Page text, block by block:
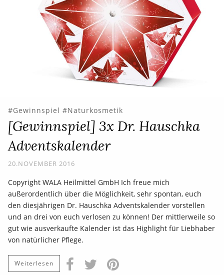
Gewinnspiel Naturkosmetik
[Gewinnspiel] 3x Dr. Hauschka
Adventskalender
20.NOVEMBER 2016
Copyright WALA Heilmittel GmbH Ich freue mich
außerordentlich über die Möglichkeit, sehr spontan, euch
den diesjährigen Dr. Hauschka Adventskalender vorstellen
und an drei von euch verlosen zu können! Der mittlerweile so
gut wie ausverkaufte Kalender ist das Highlight für Liebhaber
von natürlicher Pflege.
Weiterlesen